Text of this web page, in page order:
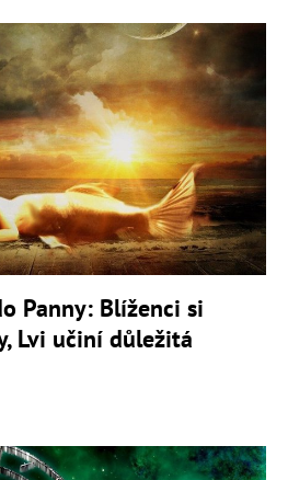
Panny: Blíženci si
Lvi učiní důležitá